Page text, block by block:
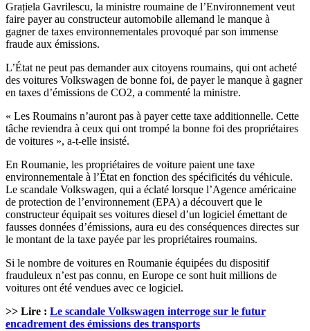
Grațiela Gavrilescu, la ministre roumaine de l’Environnement veut
faire payer au constructeur automobile allemand le manque à
gagner de taxes environnementales provoqué par son immense
fraude aux émissions.
L’État ne peut pas demander aux citoyens roumains, qui ont acheté
des voitures Volkswagen de bonne foi, de payer le manque à gagner
en taxes d’émissions de CO2, a commenté la ministre.
« Les Roumains n’auront pas à payer cette taxe additionnelle. Cette
tâche reviendra à ceux qui ont trompé la bonne foi des propriétaires
de voitures », a-t-elle insisté.
En Roumanie, les propriétaires de voiture paient une taxe
environnementale à l’État en fonction des spécificités du véhicule.
Le scandale Volkswagen, qui a éclaté lorsque l’Agence américaine
de protection de l’environnement (EPA) a découvert que le
constructeur équipait ses voitures diesel d’un logiciel émettant de
fausses données d’émissions, aura eu des conséquences directes sur
le montant de la taxe payée par les propriétaires roumains.
Si le nombre de voitures en Roumanie équipées du dispositif
frauduleux n’est pas connu, en Europe ce sont huit millions de
voitures ont été vendues avec ce logiciel.
>> Lire : Le scandale Volkswagen interroge sur le futur
encadrement des émissions des transports